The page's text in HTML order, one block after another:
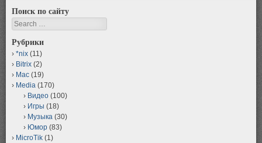
Поиск по сайту
Search
Рубрики
*nix (11)
Bitrix (2)
Mac (19)
Media (170)
Видео (100)
Игры (18)
Музыка (30)
Юмор (83)
MicroTik (1)